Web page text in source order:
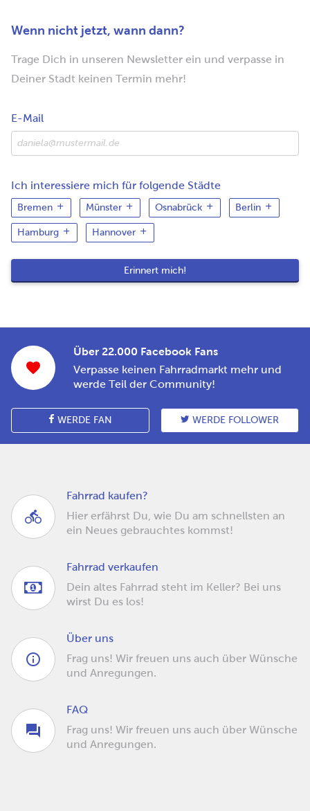
Wenn nicht jetzt, wann dann?
Trage Dich in unseren Newsletter ein und verpasse in
Deiner Stadt keinen Termin mehr!
E-Mail
Ich interessiere mich für folgende Städte
Bremen Münster Osnabrück Berlin
Hamburg Hannover
Über 22.000 Facebook Fans
Verpasse keinen Fahrradmarkt mehr und
werde Teil der Community!
WERDE FAN WERDE FOLLOWER
Fahrrad kaufen?
Hier erfährst Du, wie Du am schnellsten an
ein Neues gebrauchtes kommst!
Fahrrad verkaufen
Dein altes Fahrrad steht im Keller? Bei uns
wirst Du es los!
Über uns
Frag uns! Wir freuen uns auch über Wünsche
und Anregungen.
FAQ
Frag uns! Wir freuen uns auch über Wünsche
und Anregungen.